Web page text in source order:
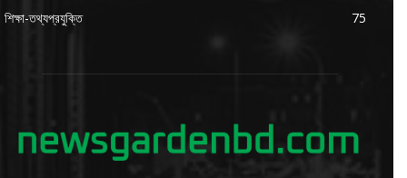
শিক্ষা-তথ্যপ্রযুক্তি
75